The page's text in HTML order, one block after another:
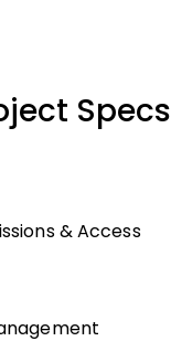
Specs
& Access